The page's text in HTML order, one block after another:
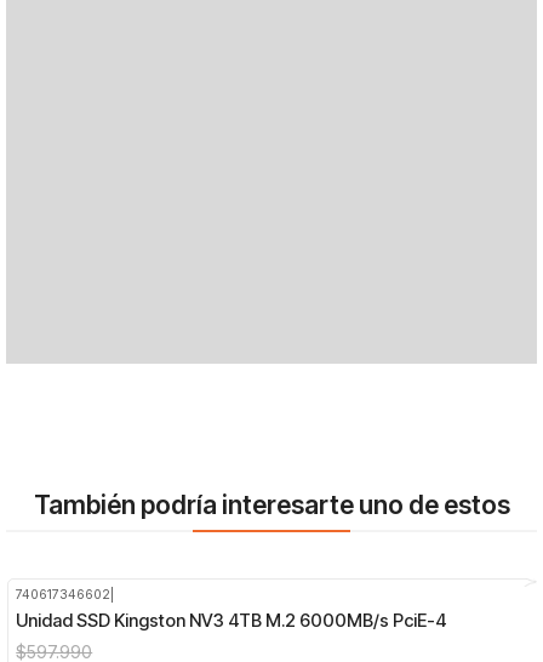
También podría interesarte uno de estos
740617346602
Unidad SSD Kingston NV3 4TB M.2 6000MB/s PciE-4
$597.990